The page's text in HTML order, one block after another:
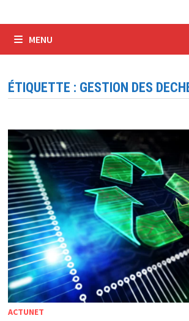
MENU
ÉTIQUETTE : GESTION DES
ACTUNET